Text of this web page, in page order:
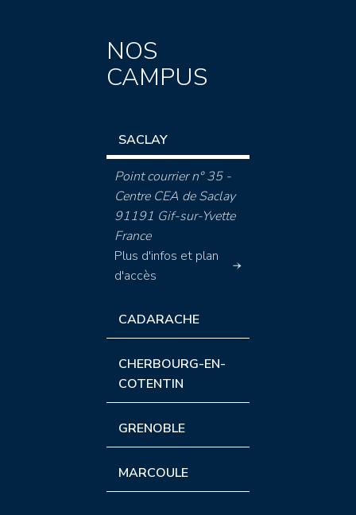
NOS
CAMPUS
SACLAY
Point courrier n° 35 -
Centre CEA de Saclay
91191 Gif-sur-Yvette
France
Plus d'infos et plan
d'accès
CADARACHE
CHERBOURG-EN-
COTENTIN
GRENOBLE
MARCOULE